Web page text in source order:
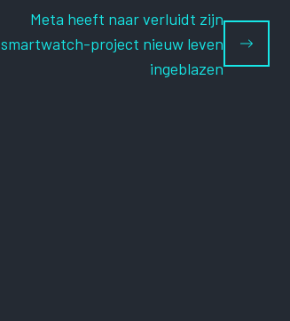
Meta heeft naar verluidt zijn
smartwatch-project nieuw leven
ingeblazen